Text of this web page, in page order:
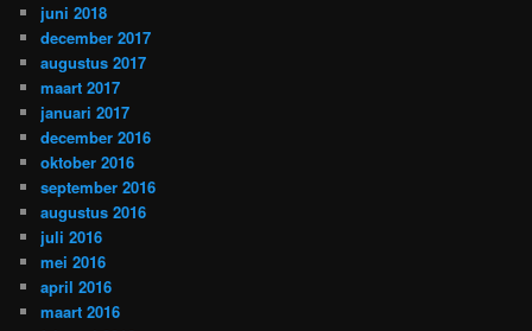
juni 2018
december 2017
augustus 2017
maart 2017
januari 2017
december 2016
oktober 2016
september 2016
augustus 2016
juli 2016
mei 2016
april 2016
maart 2016